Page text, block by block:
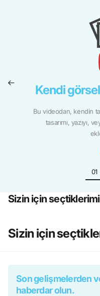
Kendi
Bu videodan, kendin
tasarımı, yazıyı,
Sizin için
Sizin için
Son gelişmelerden
haberdar olun.